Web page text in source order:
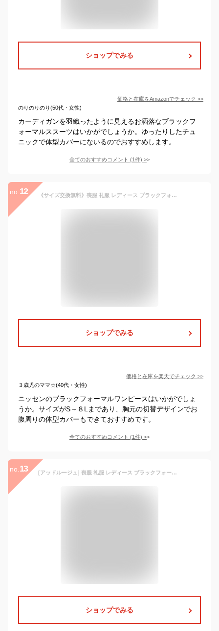
ショップでみる
価格と在庫をAmazonでチェック >>
のりのりのり(50代・女性)
カーディガンを羽織ったように見えるお洒落なブラックフ
ォーマルススーツはいかがでしょうか。ゆったりしたチュ
ニックで体型カバーにないるのでおすすめします。
全てのおすすめコメント (1件) >
no. 12 《サイズ交換無料》喪服 礼服 レディース ブラックフォーマル ワンピース レディース 大きいサイズ 洗える しわ防止 スタンドカラー レース切替え 送料無料 M-5L ニッセン オールシーズン 服装 b0 冠婚葬祭 あす楽 春 夏 秋
ショップでみる
価格と在庫を楽天でチェック >>
３歳児のママ☆(40代・女性)
ニッセンのブラックフォーマルワンピースはいかがでしょ
うか。サイズがS～８Lまであり、胸元の切替デザインでお
腹周りの体型カバーもできておすすめです。
全てのおすすめコメント (1件) >
no. 13 [アッドルージュ] 喪服 礼服 レディース ブラックフォーマル ワンピース単品 大きいサイズ 小さいサイズ ロング丈 ゆったり 春 夏 秋 冬 オールシーズン 体型カバー 洗える【m5380】 レギュラー丈 9号
ショップでみる